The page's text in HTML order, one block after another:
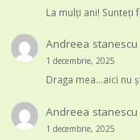
La mulți ani!
Andreea stanescu
1 decembrie, 2025
Draga mea...aici nu
Andreea stanescu
1 decembrie, 2025